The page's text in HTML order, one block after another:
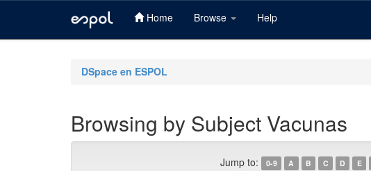
Home Browse Help
DSpace en ESPOL
Browsing by Subject Vacunas
Jump to: 0-9 A B C D E